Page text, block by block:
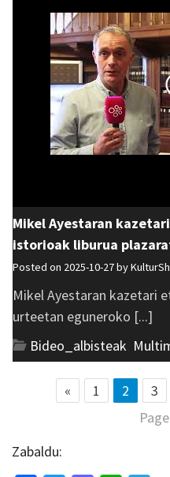
Mikel Ayestaran
istorioak liburua
Posted on 2025-10-27 by
Mikel Ayestaran kazetari
urteetan eguneroko [...]
Bideo_albisteak
« 1 2 3
Zabaldu: